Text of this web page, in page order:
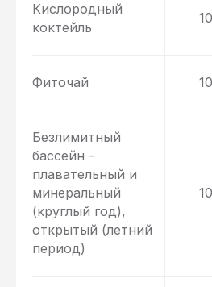
Кислородный
коктейль
10
Фиточай 10
Безлимитный
бассейн -
плавательный и
минеральный
(круглый год),
открытый (летний
период)
10